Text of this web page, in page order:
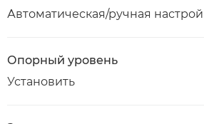
Автоматическая/ручная
Опорный уровень
Установить